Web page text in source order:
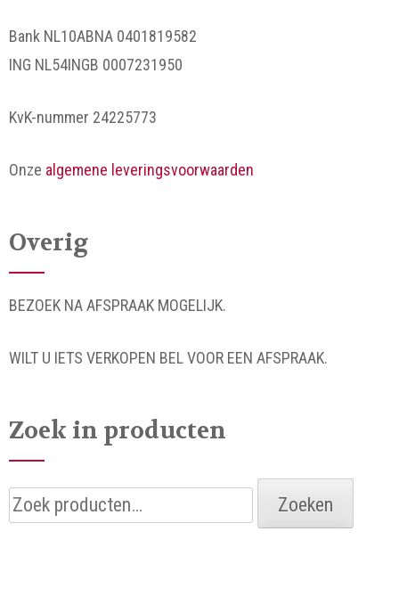
Bank NL10ABNA 0401819582
ING NL54INGB 0007231950
KvK-nummer 24225773
Onze algemene leveringsvoorwaarden
Overig
BEZOEK NA AFSPRAAK MOGELIJK.
WILT U IETS VERKOPEN BEL VOOR EEN AFSPRAAK.
Zoek in producten
Zoeken
naar:
Zoeken